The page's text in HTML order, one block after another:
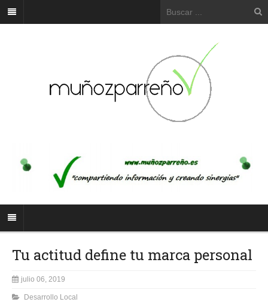
Tu actitud define tu marca personal
julio 06, 2019
Desarrollo Local